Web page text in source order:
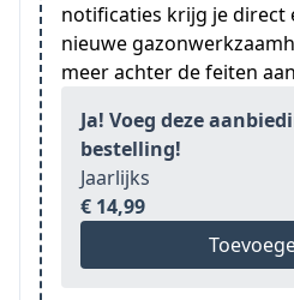
notificaties krijg je direct
nieuwe
meer achter de feiten
Ja! Voeg deze
bestelling!
Jaarlijks
€ 14,99